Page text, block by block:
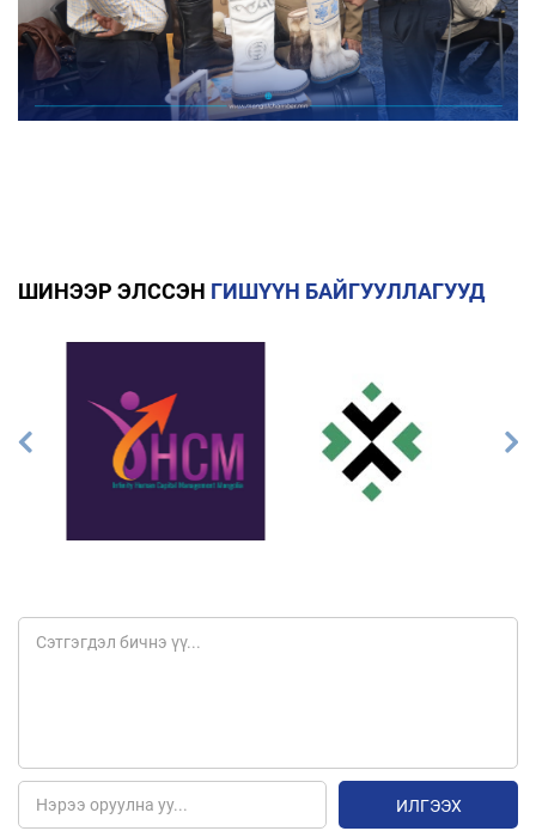
ШИНЭЭР ЭЛССЭН ГИШҮҮН БАЙГУУЛЛАГУУД
ИЛГЭЭХ